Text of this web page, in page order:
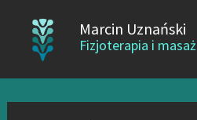
Marcin Uznański
Fizjoterapia i masaż